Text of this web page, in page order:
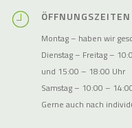
ÖFFNUNGSZEITEN
Montag – haben wir
Dienstag – Freitag –
und 15:00 – 18:00 Uhr
Samstag – 10:00 –
Gerne auch nach